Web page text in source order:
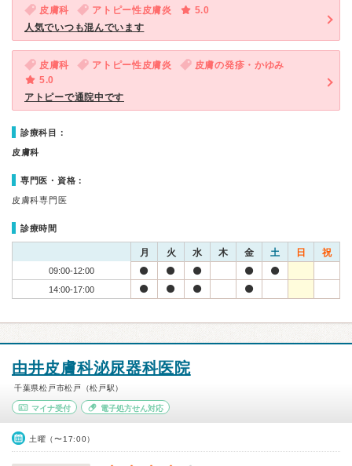
皮膚科 アトピー性皮膚炎
5.0
人気でいつも混んでいます
皮膚科 アトピー性皮膚炎
皮膚の発疹・かゆみ
5.0
アトピーで通院中です
診療科目：
皮膚科
専門医・資格：
皮膚科専門医
診療時間
月 火 水 木 金 土 日 祝
09:00-12:00
14:00-17:00
由井皮膚科泌尿器科医院
千葉県松戸市松戸（松戸駅）
マイナ受付 電子処方せん対応
土曜（〜17:00）